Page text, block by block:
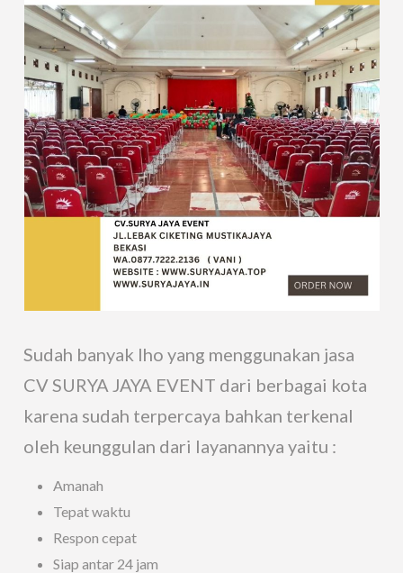
Sudah banyak lho yang menggunakan jasa
CV SURYA JAYA EVENT dari berbagai kota
karena sudah terpercaya bahkan terkenal
oleh keunggulan dari layanannya yaitu :
Amanah
Tepat waktu
Respon cepat
Siap antar 24 jam